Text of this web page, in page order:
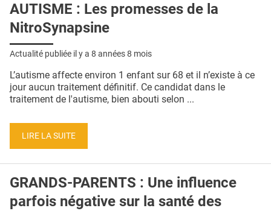
AUTISME : Les promesses de la
NitroSynapsine
Actualité publiée il y a 8 années 8 mois
L’autisme affecte environ 1 enfant sur 68 et il n’existe à ce
jour aucun traitement définitif. Ce candidat dans le
traitement de l'autisme, bien abouti selon ...
LIRE LA SUITE
GRANDS-PARENTS : Une influence
parfois négative sur la santé des